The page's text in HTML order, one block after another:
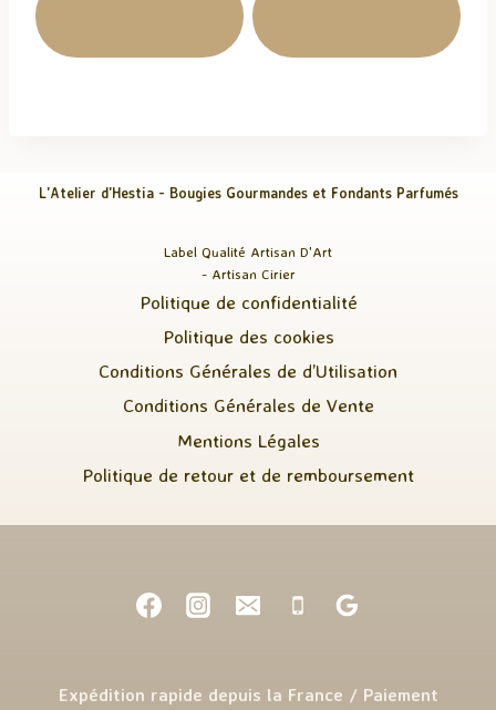
L'Atelier d'Hestia - Bougies Gourmandes et Fondants Parfumés
Label Qualité Artisan D'Art
- Artisan Cirier
Politique de confidentialité
Politique des cookies
Conditions Générales de d’Utilisation
Conditions Générales de Vente
Mentions Légales
Politique de retour et de remboursement
Expédition rapide depuis la France / Paiement